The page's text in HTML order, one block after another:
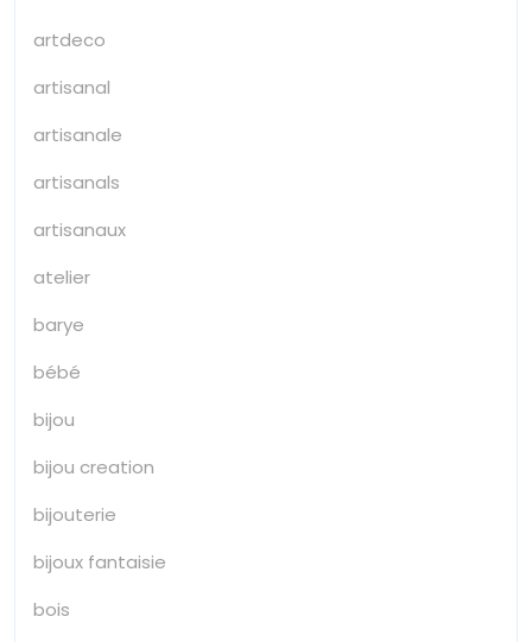
artdeco
artisanal
artisanale
artisanals
artisanaux
atelier
barye
bébé
bijou
bijou creation
bijouterie
bijoux fantaisie
bois